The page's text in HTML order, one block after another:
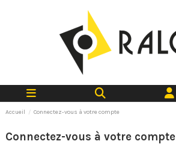
Accueil Connectez-vous à votre compte
Connectez-vous à votre compte